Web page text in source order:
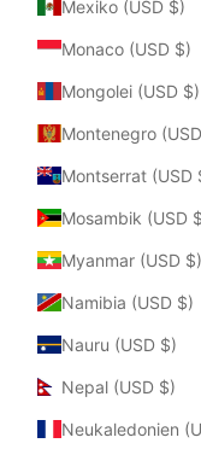
Mexiko (USD $)
Monaco (USD $)
Mongolei (USD $)
Montenegro
Montserrat (USD
Mosambik (USD
Myanmar (USD $)
Namibia (USD $)
Nauru (USD $)
Nepal (USD $)
Neukaledonien